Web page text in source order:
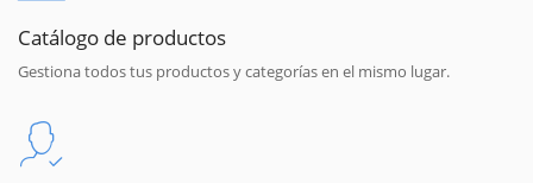
Catálogo de productos
Gestiona todos tus productos y categorías en el mismo lugar.